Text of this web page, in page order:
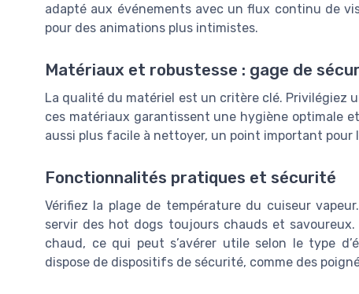
adapté aux événements avec un flux continu de
pour des animations plus intimistes.
Matériaux et robustesse : gage de
La qualité du matériel est un critère clé. Privilégiez
ces matériaux garantissent une hygiène optimale
aussi plus facile à nettoyer, un point important pour
Fonctionnalités pratiques et sécurité
Vérifiez la plage de température du cuiseur
servir des hot dogs toujours chauds et
chaud, ce qui peut s’avérer utile selon le type
dispose de dispositifs de sécurité, comme des